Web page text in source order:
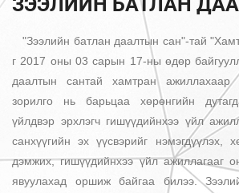
"Зээлийн батлан даалтын сан"-тай
г 2017 оны 03 сарын 17-ны өдөр
даалтын сантай хамтран ажиллахаар
зорилго нь барьцаа хөрөнгийн
үйлдвэр эрхлэгч гишүүдийнхээ үйл
санхүүгийн эх үүсвэрийг нэмэгдүүлэх,
дэмжих, гишүүдийнхээ үйл ажиллагааг
явуулахад оршиж байгаа билээ.